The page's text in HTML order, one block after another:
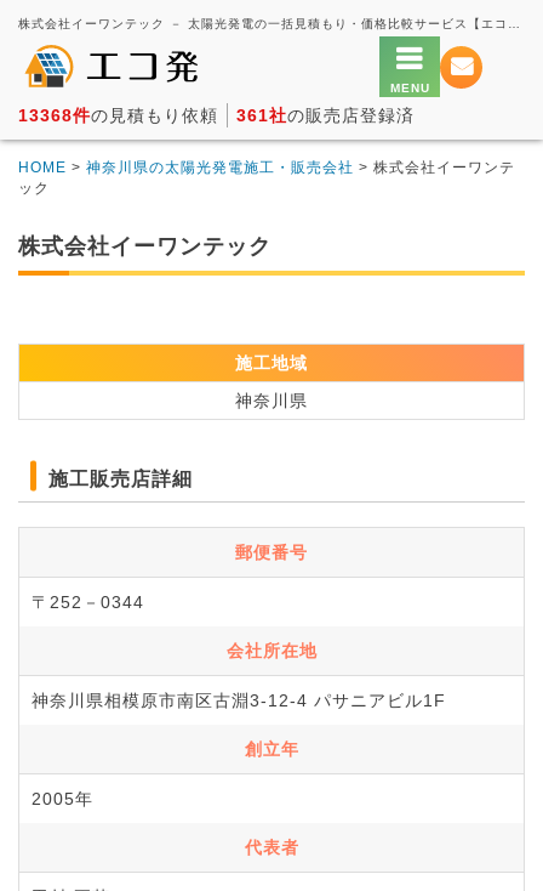
13368件の見積もり依頼 361社の販売店登録済
HOME > 神奈川県の太陽光発電施工・販売会社 > 株式会社イーワンテ
ック
株式会社イーワンテック
施工地域
神奈川県
施工販売店詳細
郵便番号
〒252－0344
会社所在地
神奈川県相模原市南区古淵3-12-4 パサニアビル1F
創立年
2005年
代表者